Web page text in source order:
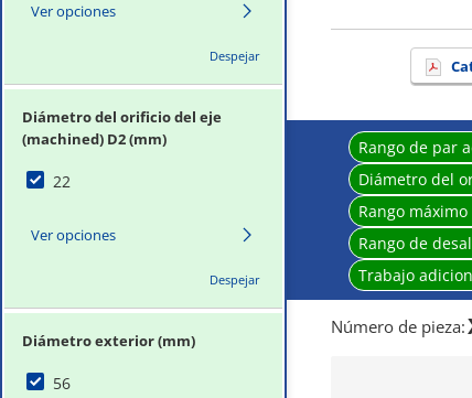
Ver opciones
Despejar
Diámetro del orificio del eje
(machined) D2 (mm)
22
Ver opciones
Despejar
Diámetro exterior (mm)
56
Rango de par
Diámetro del
Rango
Rango de
Trabajo
Número de pieza: